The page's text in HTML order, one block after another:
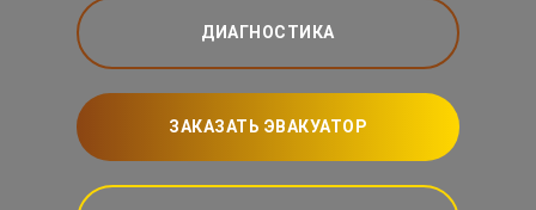
ДИАГНОСТИКА
ЗАКАЗАТЬ ЭВАКУАТОР